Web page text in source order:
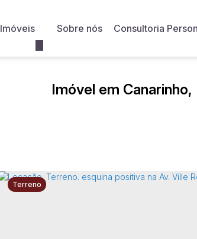
Consultoria
Sobre nós
Imóveis
Imóvel em
Terreno